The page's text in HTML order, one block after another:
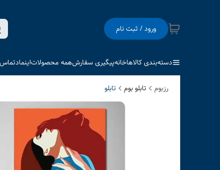
ورود / ثبت نام
دسته‌بندی کالاهاخانهپیگیری سفارشهمه محصولاتاینمادتماس
رزبوم تابلو بوم تابلو